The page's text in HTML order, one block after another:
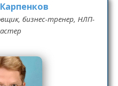
бизнес-тренер, НЛП-